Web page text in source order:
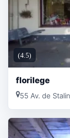
(4.5)
florilege
55 Av. de